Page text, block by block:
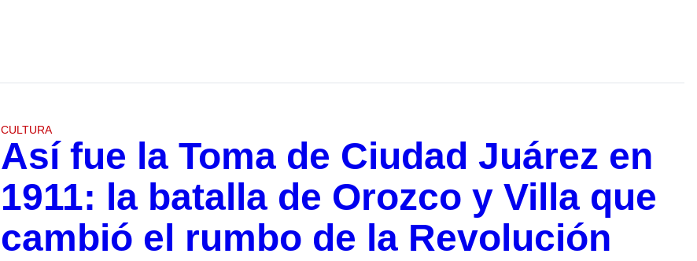
CULTURA
Así fue la Toma de Ciudad Juárez en
1911: la batalla de Orozco y Villa que
cambió el rumbo de la Revolución